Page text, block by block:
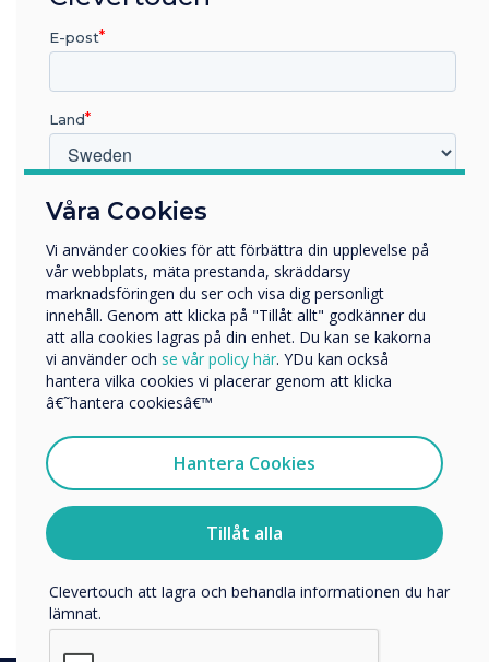
The benefits of
Clevertouch’s E-CAP and
High Precision collaboration
touchscreens will be
showcased at the
forthcoming InfoComm
exhibition on booth N1958
in Las Vegas on June 6 – 8.
InfoComm is the world’s
longest running AV
exhibition."
Våra Cookies
Vi använder cookies för att förbättra din upplevelse på
vår webbplats, mäta prestanda, skräddarsy
marknadsföringen du ser och visa dig personligt
innehåll. Genom att klicka på "Tillåt allt" godkänner du
att alla cookies lagras på din enhet. Du kan se kakorna
vi använder och se vår policy här. YDu kan också
hantera vilka cookies vi placerar genom att klicka
â€˜hantera cookiesâ€™
Hantera Cookies
Tillåt alla
E-post
Land
Vilken bransch arbetar du inom?
Företag
Övriga
Företagets namn
Vi skulle vilja kontakta dig angående våra produkter och
Jag samtycker till att ta emot kommunikation från
För information om hur vi samlar in och använder dina
personuppgifter, besök vårintegritetspolicy
Clevertouch att lagra och behandla informationen du har
lämnat.